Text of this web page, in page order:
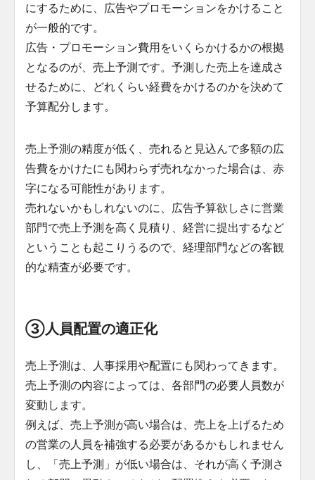
にするために、広告やプロモーションをかけること
が一般的です。
広告・プロモーション費用をいくらかけるかの根拠
となるのが、売上予測です。予測した売上を達成さ
せるために、どれくらい経費をかけるのかを決めて
予算配分します。
売上予測の精度が低く、売れると見込んで多額の広
告費をかけたにも関わらず売れなかった場合は、赤
字になる可能性があります。
売れないかもしれないのに、広告予算欲しさに営業
部門で売上予測を高く見積り、経営に提出するなど
ということも起こりうるので、経理部門などの客観
的な精査が必要です。
③人員配置の適正化
売上予測は、人事採用や配置にも関わってきます。
売上予測の内容によっては、各部門の必要人員数が
変動します。
例えば、売上予測が高い場合は、売上を上げるため
の営業の人員を補強する必要があるかもしれません
し、「売上予測」が低い場合は、それが高く予測さ